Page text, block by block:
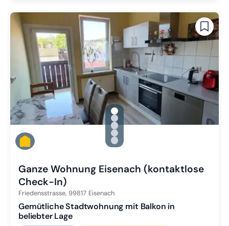
gallery.slide_selector
Zu Slide 1 wechseln
Zu Slide 2 wechseln
Zu Slide 3 wechseln
Zu Slide 4 wechseln
Zu Slide 5 wechseln
Ganze Wohnung Eisenach (kontaktlose
Check-In)
Friedensstrasse, 99817 Eisenach
Gemütliche Stadtwohnung mit Balkon in
beliebter Lage